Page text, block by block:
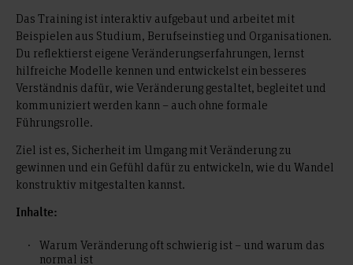
Das Training ist interaktiv aufgebaut und arbeitet mit
Beispielen aus Studium, Berufseinstieg und Organisationen.
Du reflektierst eigene Veränderungserfahrungen, lernst
hilfreiche Modelle kennen und entwickelst ein besseres
Verständnis dafür, wie Veränderung gestaltet, begleitet und
kommuniziert werden kann – auch ohne formale
Führungsrolle.
Ziel ist es, Sicherheit im Umgang mit Veränderung zu
gewinnen und ein Gefühl dafür zu entwickeln, wie du Wandel
konstruktiv mitgestalten kannst.
Inhalte:
Warum Veränderung oft schwierig ist – und warum das
normal ist